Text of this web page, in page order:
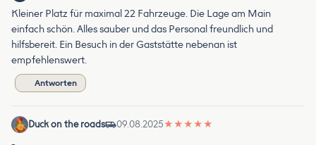
Kleiner Platz für maximal 22 Fahrzeuge. Die Lage am Main
einfach schön. Alles sauber und das Personal freundlich und
hilfsbereit. Ein Besuch in der Gaststätte nebenan ist
empfehlenswert.
Antworten
Duck on the roads 09.08.2025★ ★ ★ ★ ★